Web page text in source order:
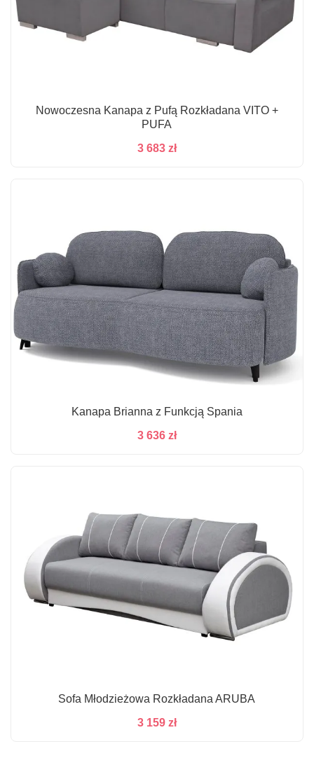
Nowoczesna Kanapa z Pufą Rozkładana VITO +
PUFA
3 683 zł
Kanapa Brianna z Funkcją Spania
3 636 zł
Sofa Młodzieżowa Rozkładana ARUBA
3 159 zł